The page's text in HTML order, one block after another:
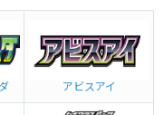
アビスアイ